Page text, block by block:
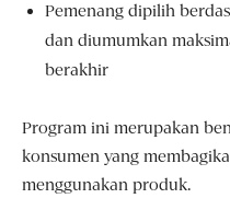
Pemenang dipilih
dan diumumkan
berakhir
Program ini merupakan
konsumen yang
menggunakan produk.